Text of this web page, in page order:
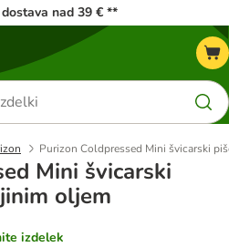
nad 39 € **
Purizon Coldpressed Mini švicarski
Mini švicarski
oljem
izdelek